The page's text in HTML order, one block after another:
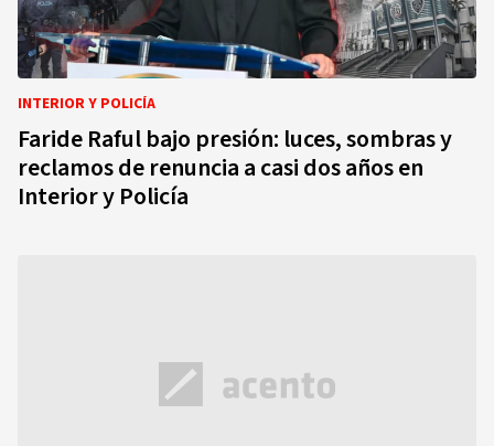
INTERIOR Y POLICÍA
Faride Raful bajo presión: luces, sombras y
reclamos de renuncia a casi dos años en
Interior y Policía